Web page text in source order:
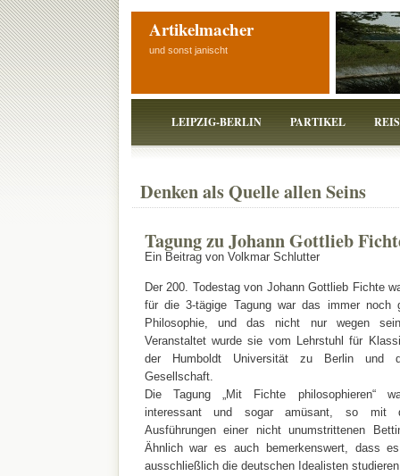
Artikelmacher
und sonst janischt
LEIPZIG-BERLIN PARTIKEL
Denken als Quelle allen Seins
Tagung zu Johann Gottlieb
Ein Beitrag von Volkmar Schlutter
Der 200. Todestag von Johann Gottlieb Fichte
für die 3-tägige Tagung war das immer noch
Philosophie, und das nicht nur wegen
Veranstaltet wurde sie vom Lehrstuhl für
der Humboldt Universität zu Berlin und
Gesellschaft.
Die Tagung „Mit Fichte philosophieren“
interessant und sogar amüsant, so mit
Ausführungen einer nicht unumstrittenen
Ähnlich war es auch bemerkenswert, dass
ausschließlich die deutschen Idealisten